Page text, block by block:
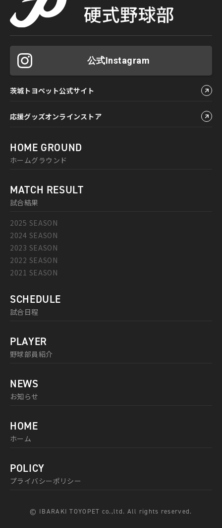
公式Instagram
茨城トヨペット公式サイト
応援グッズオンラインストア
HOME GROUND
ホームグラウンド
MATCH RESULT
試合結果
2025 SEASON
2024 SEASON
2023 SEASON
2022 SEASON
2021 SEASON
SCHEDULE
試合日程
PLAYER
野球部員紹介
NEWS
お知らせ
HOME
ホーム
POLICY
プライバシーポリシー
© IBARAKI TOYOPET co.,ltd. All rights reserved.